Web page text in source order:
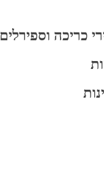
כריכה וספירלים